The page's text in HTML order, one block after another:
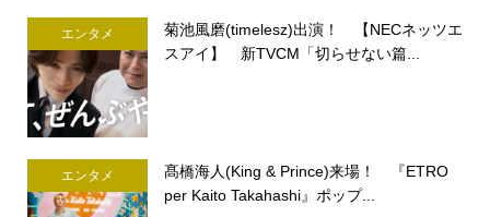
エンタメ
菊池風磨(timelesz)出演！ 【NECネッツエ
スアイ】 新TVCM「切らせない篇...
エンタメ
髙橋海人(King & Prince)来場！ 『ETRO
per Kaito Takahashi』ポップ...